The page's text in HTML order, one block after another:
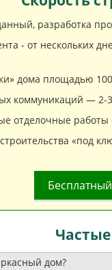
разработка
- от нескольких
дома площадью
коммуникаций — 2-
отделочные работы
«под
дом?